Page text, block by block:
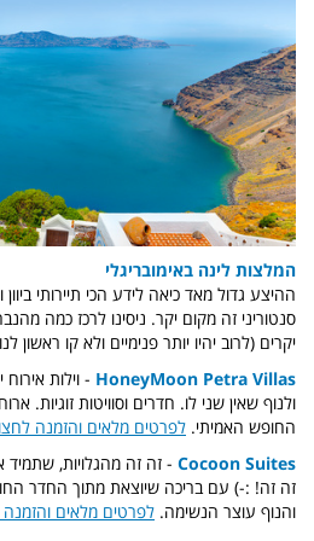
המלצות לינה באימובריגלי
ההיצע גדול מאד כיאה לידע הכי תיירותי
סנטוריני זה מקום יקר. ניסינו לרכז כמה
יקרים (לרוב יהיו יותר פנימיים ולא קו ראשון
HoneyMoon Petra Villas - וילות
ולנוף שאין שני לו. חדרים וסוויטות זוגיות.
החופש האמיתי. לפרטים מלאים והזמנה
Cocoon Suites - זה זה מהגלויות, שתמיד
זה זה! :-) עם בריכה שיוצאת מתוך החדר
והנוף עוצר הנשימה. לפרטים מלאים והזמנה